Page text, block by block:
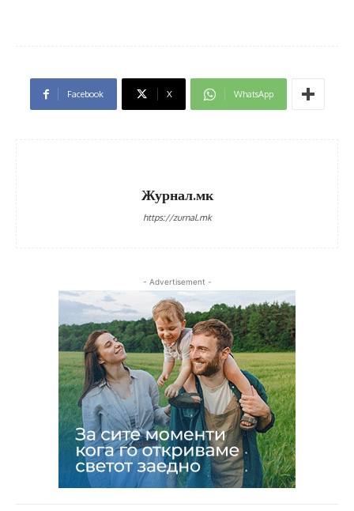
Facebook X WhatsApp
Журнал.мк
https://zurnal.mk
- Advertisement -